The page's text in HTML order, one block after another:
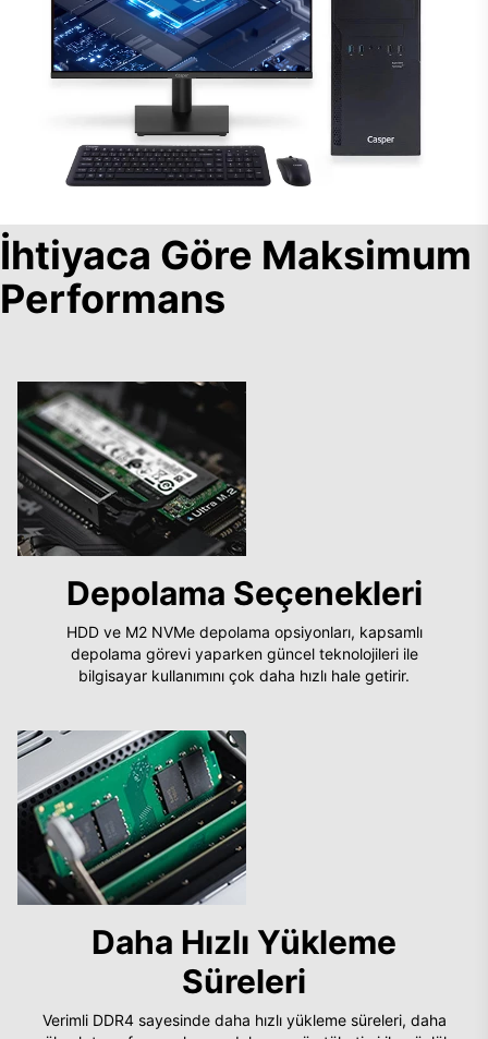
İhtiyaca Göre Maksimum
Performans
Depolama Seçenekleri
HDD ve M2 NVMe depolama opsiyonları, kapsamlı
depolama görevi yaparken güncel teknolojileri ile
bilgisayar kullanımını çok daha hızlı hale getirir.
Daha Hızlı Yükleme
Süreleri
Verimli DDR4 sayesinde daha hızlı yükleme süreleri, daha